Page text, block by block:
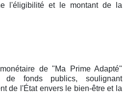
l'éligibilité et le montant de la
de "Ma Prime Adapté"
de fonds publics, soulignant
de l'État envers le bien-être et la